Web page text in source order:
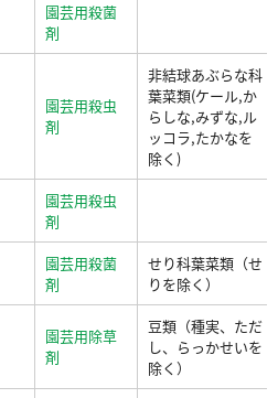
園芸用殺菌
剤
園芸用殺虫
剤
非結球あぶらな科
葉菜類(ケール,か
らしな,みずな,ル
ッコラ,たかなを
除く)
園芸用殺虫
剤
園芸用殺菌
剤
せり科葉菜類（せ
りを除く）
園芸用除草
剤
豆類（種実、ただ
し、らっかせいを
除く）